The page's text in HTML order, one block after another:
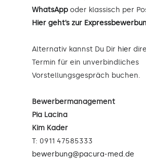
WhatsApp oder klassisch per
Hier geht’s zur
Alternativ kannst Du Dir hier
Termin für ein unverbindliches
Vorstellungsgespräch buchen.
Bewerbermanagement
Pia Lacina
Kim Kader
T: 0911 47585333
bewerbung@pacura-med.de